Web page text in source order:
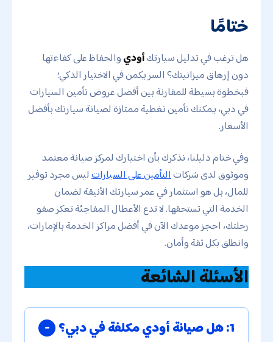
ختامًا
هل ترغب في تدليل سيارتكأوديوالحفاظ على كفاءتها
دون إرهاق ميزانيتك؟ السر يكمن في الاختيار الذكي؛
فبخطوة بسيطة للمقارنة بين أفضل عروض تأمين السيارات
في دبي، يمكنك تأمين تغطية ممتازة لصيانة سيارتك بأفضل
الأسعار.
وفي ختام دليلنا، نذكرك بأن اختيارك لمركز صيانة معتمد
وموثوق لدى شركاتالتأمين على السياراتليس مجرد توفير
للمال، بل هو استثمار في عمر سيارتك الأنيقة لضمان
الخدمة التي تستحقها. لا تدع الأعطال المفاجئة تعكر صفو
رحلتك، احجز موعدك الآن في أفضل مراكز الخدمة بالإمارات،
وانطلق بكل ثقة وأمان.
الأسئلة الشائعة
1: هل صيانة أودي مكلفة في دبي؟